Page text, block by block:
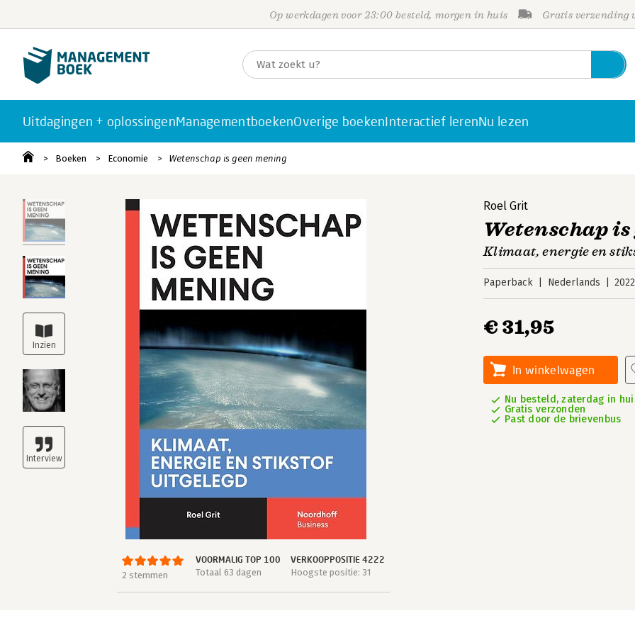
Op werkdagen voor 23:00 besteld, morgen in huis Gratis verzending
Uitdagingen + oplossingenManagementboekenOverige boekenInteractief lerenNu lezen
Boeken Economie Wetenschap is geen mening
2 stemmen
VOORMALIG TOP 100
Totaal 63 dagen
VERKOOPPOSITIE 4222
Hoogste positie: 31
Roel Grit
Wetenschap
Klimaat, energie en
Paperback Nederlands 2022
€ 31,95
In winkelwagen
Nu besteld, zaterdag in
Gratis verzonden
Past door de brievenbus